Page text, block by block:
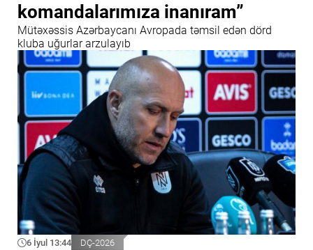
komandalarımıza inanıram”
Mütəxəssis Azərbaycanı Avropada təmsil edən dörd
kluba uğurlar arzulayıb
6 İyul 13:44 DÇ-2026